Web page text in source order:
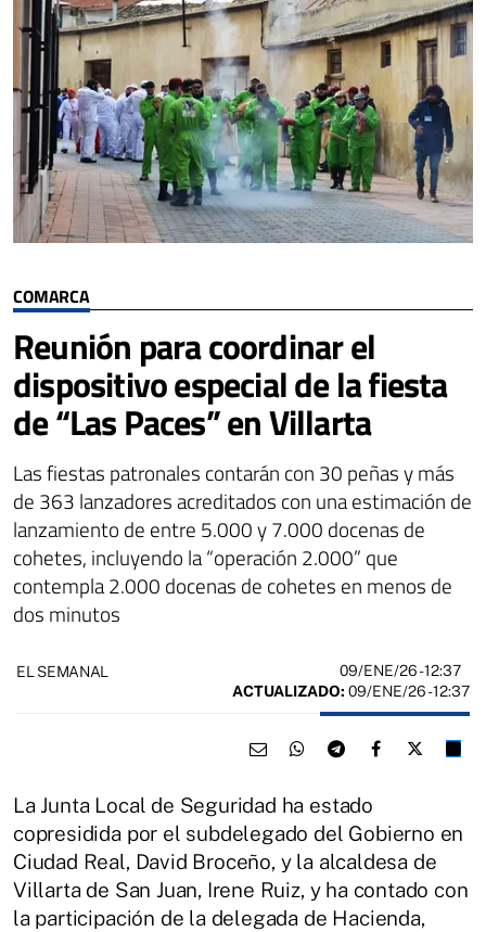
COMARCA
Reunión para coordinar el
dispositivo especial de la fiesta
de “Las Paces” en Villarta
Las fiestas patronales contarán con 30 peñas y más
de 363 lanzadores acreditados con una estimación de
lanzamiento de entre 5.000 y 7.000 docenas de
cohetes, incluyendo la “operación 2.000” que
contempla 2.000 docenas de cohetes en menos de
dos minutos
EL SEMANAL 09/ENE/26- 12:37
ACTUALIZADO: 09/ENE/26 - 12:37
La Junta Local de Seguridad ha estado
copresidida por el subdelegado del Gobierno en
Ciudad Real, David Broceño, y la alcaldesa de
Villarta de San Juan, Irene Ruiz, y ha contado con
la participación de la delegada de Hacienda,